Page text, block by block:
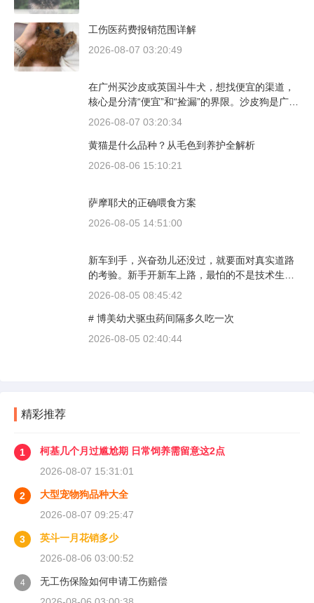
工伤医药费报销范围详解
2026-08-07 03:20:49
在广州买沙皮或英国斗牛犬，想找便宜的渠道，
核心是分清“便宜”和“捡漏”的界限。沙皮狗是广东
本地犬种，价格比北方城市有优势；英国斗牛犬
方和真实价格区间。
2026-08-07 03:20:34
黄猫是什么品种？从毛色到养护全解析
2026-08-06 15:10:21
萨摩耶犬的正确喂食方案
2026-08-05 14:51:00
新车到手，兴奋劲儿还没过，就要面对真实道路
的考验。新手开新车上路，最怕的不是技术生
疏，而是对车况和路况的双重陌生。磨合期内，
不超过100公里，这不是老司机的保守，而是活
塞和气缸壁需要时间完成精细贴合。多数车型说
2026-08-05 08:45:42
# 博美幼犬驱虫药间隔多久吃一次
2026-08-05 02:40:44
精彩推荐
1
柯基几个月过尴尬期 日常饲养需留意这2点
2026-08-07 15:31:01
2
大型宠物狗品种大全
2026-08-07 09:25:47
3
英斗一月花销多少
2026-08-06 03:00:52
4
无工伤保险如何申请工伤赔偿